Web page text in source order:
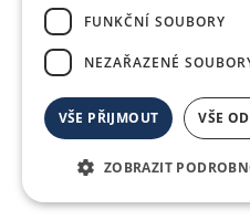
Sledujte nás
Copyright ©2026 Repromeda
Zásady cookies
DE EN FR HR
FUNKČNÍ SOUBORY
NEZAŘAZENÉ
VŠE PŘIJMOUT VŠE
ZOBRAZIT